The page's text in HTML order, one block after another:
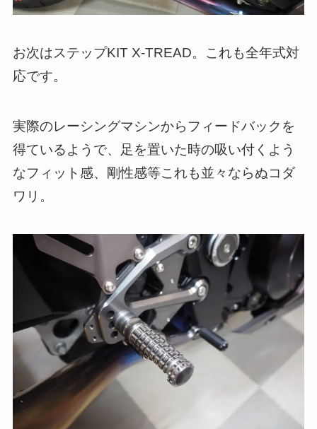
お次はステップKIT X-TREAD。これも全年式対
応です。
実際のレーシングマシンからフィードバックを
得ているようで、足を置いた時の吸い付くよう
なフィット感、剛性感等これも並々ならぬコダ
ワリ。